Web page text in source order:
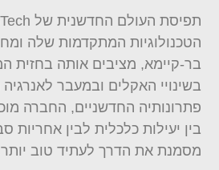
הטכנולוגיות המתקדמות שלה
בר-קיימא, מציבים אותה בחזית
בשינויי האקלים ובמעבר
פתרונותיה החדשניים, החברה
בין יעילות כלכלית לבין אחריות
מסמנת את הדרך לעתיד טוב